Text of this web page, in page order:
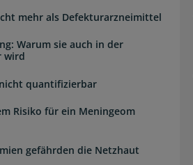
mehr als Defekturarzneimittel
Warum sie auch in der
wird
quantifizierbar
Risiko für ein Meningeom
gefährden die Netzhaut